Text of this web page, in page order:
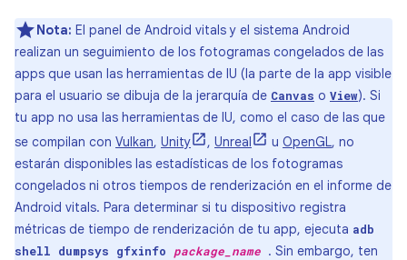
Nota: El panel de Android vitals y el sistema Android
realizan un seguimiento de los fotogramas congelados de las
apps que usan las herramientas de IU (la parte de la app visible
para el usuario se dibuja de la jerarquía de Canvas o View). Si
tu app no usa las herramientas de IU, como el caso de las que
se compilan con Vulkan, Unity , Unreal u OpenGL, no
estarán disponibles las estadísticas de los fotogramas
congelados ni otros tiempos de renderización en el informe de
Android vitals. Para determinar si tu dispositivo registra
métricas de tiempo de renderización de tu app, ejecuta adb
shell dumpsys gfxinfo package_name . Sin embargo, ten